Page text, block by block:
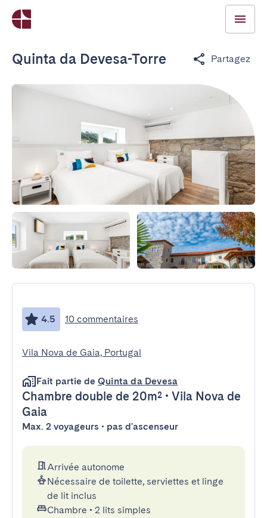
Quinta da Devesa-Torre Partagez
4.5 10 commentaires
Vila Nova de Gaia, Portugal
Fait partie de Quinta da Devesa
Chambre double de 20m² • Vila Nova de
Gaia
Max. 2 voyageurs • pas d'ascenseur
Arrivée autonome
Nécessaire de toilette, serviettes et linge
de lit inclus
Chambre • 2 lits simples